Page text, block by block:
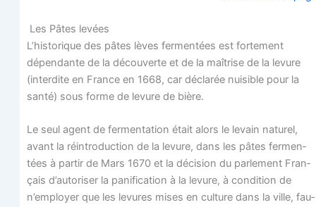
Les Pâtes levées
L’historique des pâtes lèves fer­men­tées est for­te­ment
dépen­dante de la décou­verte et de la maî­trise de la levure
(inter­dite en France en 1668, car décla­rée nui­sible pour la
san­té) sous forme de levure de bière.
Le seul agent de fer­men­ta­tion était alors le levain natu­rel,
avant la réin­tro­duc­tion de la levure, dans les pâtes fer­men­
tées à par­tir de Mars 1670 et la déci­sion du par­le­ment Fran­
çais d’autoriser la pani­fi­ca­tion à la levure, à condi­tion de
n’employer que les levures mises en culture dans la ville, fau­